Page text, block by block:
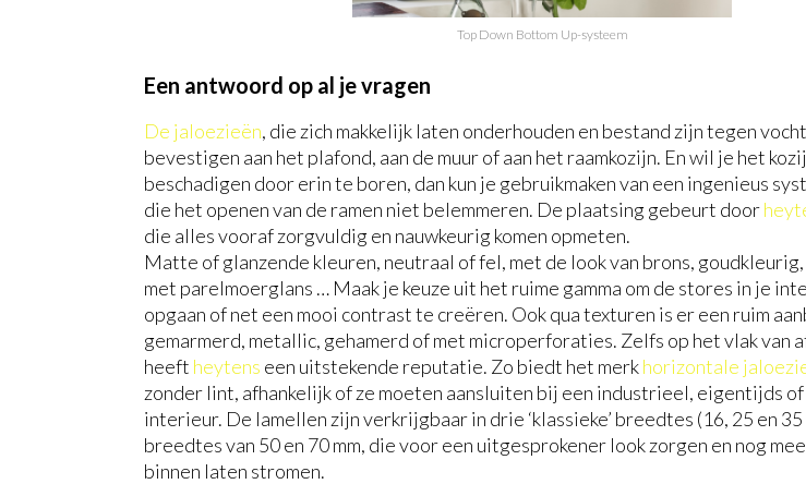
Top Down Bottom Up-systeem
Een antwoord op al je vragen
De jaloezieën, die zich makkelijk laten onderhouden en bestand zijn tegen
bevestigen aan het plafond, aan de muur of aan het raamkozijn. En wil je het
beschadigen door erin te boren, dan kun je gebruikmaken van een ingenieus
die het openen van de ramen niet belemmeren. De plaatsing gebeurt door
die alles vooraf zorgvuldig en nauwkeurig komen opmeten.
Matte of glanzende kleuren, neutraal of fel, met de look van brons,
met parelmoerglans … Maak je keuze uit het ruime gamma om de stores in je
opgaan of net een mooi contrast te creëren. Ook qua texturen is er een ruim
gemarmerd, metallic, gehamerd of met microperforaties. Zelfs op het vlak van
heeft heytens een uitstekende reputatie. Zo biedt het merkhorizontale
zonder lint, afhankelijk of ze moeten aansluiten bij een industrieel, eigentijds
interieur. De lamellen zijn verkrijgbaar in drie ‘klassieke’ breedtes (16, 25 en 35
breedtes van 50 en 70 mm, die voor een uitgesprokener look zorgen en nog
binnen laten stromen.